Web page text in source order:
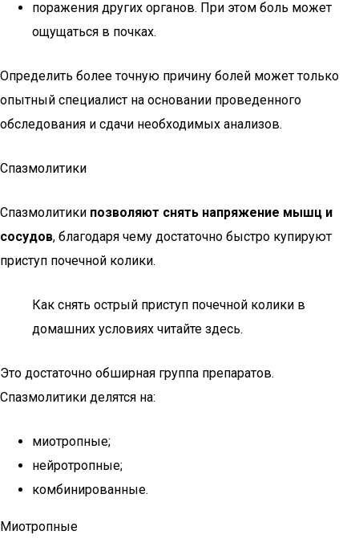
поражения других органов. При этом боль может
ощущаться в почках.
Определить более точную причину болей может только
опытный специалист на основании проведенного
обследования и сдачи необходимых анализов.
Спазмолитики
Спазмолитики позволяют снять напряжение мышц и
сосудов, благодаря чему достаточно быстро купируют
приступ почечной колики.
Как снять острый приступ почечной колики в
домашних условиях читайте здесь.
Это достаточно обширная группа препаратов.
Спазмолитики делятся на:
миотропные;
нейротропные;
комбинированные.
Миотропные